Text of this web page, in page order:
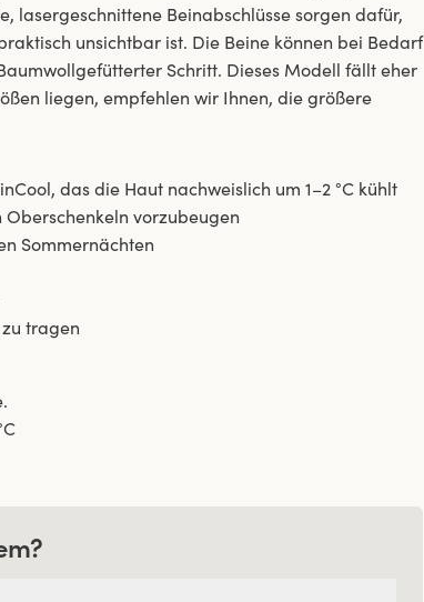
lasergeschnittene Beinabschlüsse sorgen dafür,
unsichtbar ist. Die Beine können bei Bedarf
Schritt. Dieses Modell fällt eher
liegen, empfehlen wir Ihnen, die größere
das die Haut nachweislich um 1–2 °C kühlt
vorzubeugen
Sommernächten
tragen